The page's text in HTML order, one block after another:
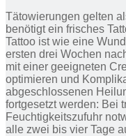
Tätowierungen gelten
benötigt ein frisches
Tattoo ist wie eine
ersten drei Wochen
mit einer geeigneten
optimieren und
abgeschlossenen
fortgesetzt werden: Bei
Feuchtigkeitszufuhr
alle zwei bis vier Tage